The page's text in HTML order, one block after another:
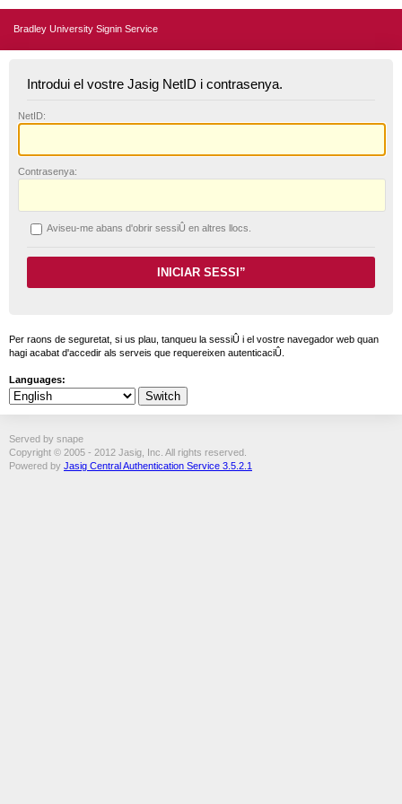
Bradley University Signin Service
Introdui el vostre Jasig NetID i contrasenya.
NetID:
Contrasenya:
Aviseu-me abans d'obrir sessiÛ en altres llocs.
Per raons de seguretat, si us plau, tanqueu la sessiÛ i el vostre navegador web quan
hagi acabat d'accedir als serveis que requereixen autenticaciÛ.
Languages:
Served by snape
Copyright © 2005 - 2012 Jasig, Inc. All rights reserved.
Powered by Jasig Central Authentication Service 3.5.2.1